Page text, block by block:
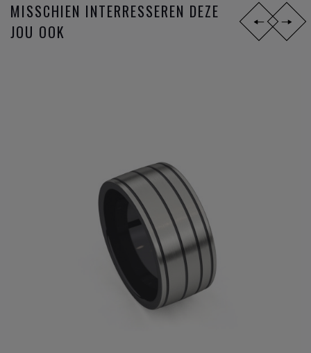
MISSCHIEN INTERRESSEREN DEZE
JOU OOK